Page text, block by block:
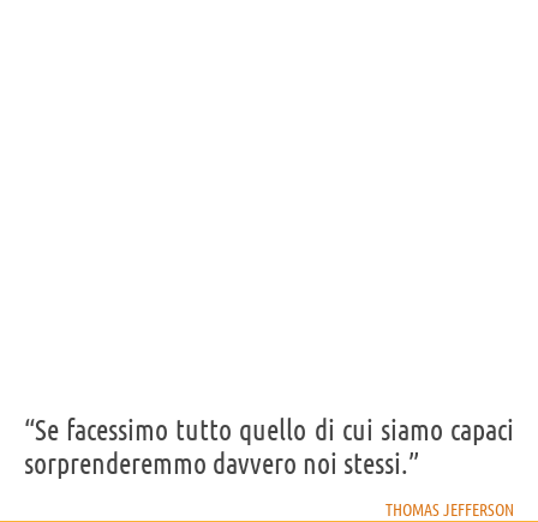
“Se facessimo tutto quello di cui siamo capaci
sorprenderemmo davvero noi stessi.”
THOMAS JEFFERSON